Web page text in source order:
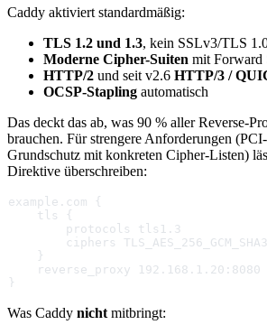
Caddy aktiviert standardmäßig:
TLS 1.2 und 1.3, kein SSLv3/TLS
Moderne Cipher-Suiten mit Forward
HTTP/2 und seit v2.6 HTTP/3 /
OCSP-Stapling automatisch
Das deckt das ab, was 90 % aller Reverse-
brauchen. Für strengere Anforderungen
Grundschutz mit konkreten Cipher-Listen)
Direktive überschreiben:
example.com {
    tls {
        protocols tls1.3
ciphers
    }
    reverse_proxy 192.168.1.20:8080
}
Was Caddy nicht mitbringt: